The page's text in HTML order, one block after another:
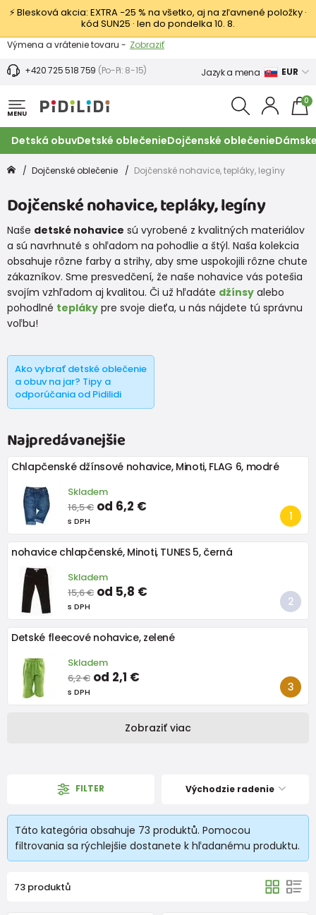
⚡ Blesková akcia: EXTRA −25 % na všetko, aj na zľavnené položky ·
kód SUN25 · len do pondelka 10. 8.
Výmena a vrátenie tovaru - Zobraziť
Zľava 3,80 EUR na prvý nákup - Podmienky
+420 725 518 759 (Po-Pi: 8-15) Jazyk a mena EUR
MENU
0
Detská obuvDetské oblečenieDojčenské oblečenie
Dojčenské oblečenie Dojčenské nohavice, tepláky, legíny
Dojčenské nohavice, tepláky, legíny
Naše detské nohavice sú vyrobené z kvalitných materiálov
a sú navrhnuté s ohľadom na pohodlie a štýl. Naša kolekcia
obsahuje rôzne farby a strihy, aby sme uspokojili rôzne chute
zákazníkov. Sme presvedčení, že naše nohavice vás potešia
svojím vzhľadom aj kvalitou. Či už hľadáte džínsy alebo
pohodlné tepláky pre svoje dieťa, u nás nájdete tú správnu
voľbu!
Ako vybrať detské oblečenie
a obuv na jar? Tipy a
odporúčania od Pidilidi
Najpredávanejšie
Chlapčenské džínsové nohavice, Minoti, FLAG 6, modré
Skladem
16,5 € od 6,2 €
s DPH
nohavice chlapčenské, Minoti, TUNES 5, černá
Skladem
15,6 € od 5,8 €
s DPH
Detské fleecové nohavice, zelené
Skladem
6,2 € od 2,1 €
s DPH
Zobraziť viac
FILTER Východzie radenie
Táto kategória obsahuje 73 produktů. Pomocou
filtrovania sa rýchlejšie dostanete k hľadanému produktu.
73 produktů